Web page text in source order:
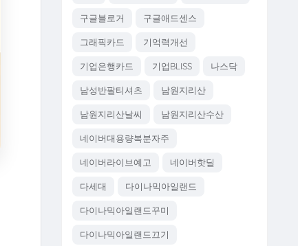
구글블로거 구글애드센스
그래픽카드 기억력개선
기업은행카드 기업BLISS 나스닥
남성반팔티셔츠 남원지리산
남원지리산날씨 남원지리산수산
네이버대용량복분자주
네이버라이브예고 네이버핫딜
다세대 다이나믹아일랜드
다이나믹아일랜드꾸미
다이나믹아일랜드끄기